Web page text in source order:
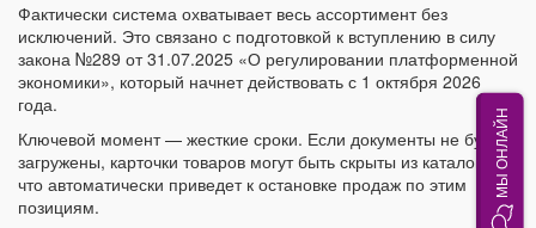
Фактически система охватывает весь ассортимент без
исключений. Это связано с подготовкой к вступлению в силу
закона №289 от 31.07.2025 «О регулировании платформенной
экономики», который начнет действовать с 1 октября 2026
года.
Ключевой момент — жесткие сроки. Если документы не будут
загружены, карточки товаров могут быть скрыты из каталога,
что автоматически приведет к остановке продаж по этим
позициям.
МЫ ОНЛАЙН